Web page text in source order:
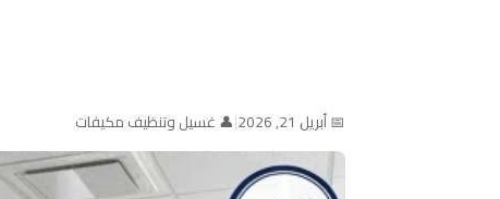
📅 أبريل 21, 2026 |👤 غسيل وتنظيف مكيفات